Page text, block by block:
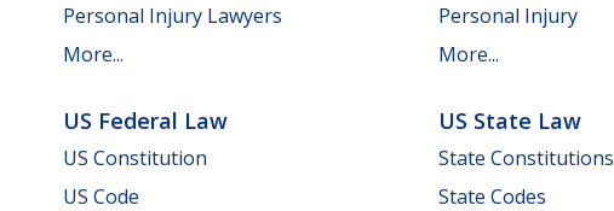
Personal Injury Lawyers
More...
Personal Injury
More...
US Federal Law
US Constitution
US Code
US State Law
State Constitutions
State Codes